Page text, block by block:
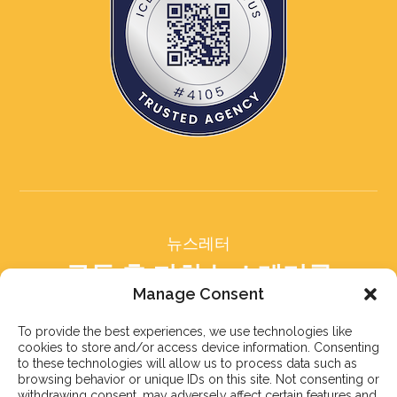
Manage Consent
To provide the best experiences, we use technologies like
cookies to store and/or access device information. Consenting
to these technologies will allow us to process data such as
browsing behavior or unique IDs on this site. Not consenting or
뉴스레터
구독 후 저희 뉴스레터를
받아보세요